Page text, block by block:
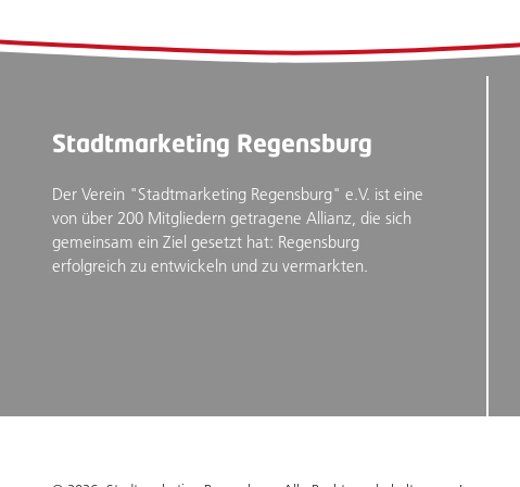
Stadtmarketing Regensburg
Der Verein "Stadtmarketing Regensburg" e.V. ist eine
von über 200 Mitgliedern getragene Allianz, die sich
gemeinsam ein Ziel gesetzt hat: Regensburg
erfolgreich zu entwickeln und zu vermarkten.